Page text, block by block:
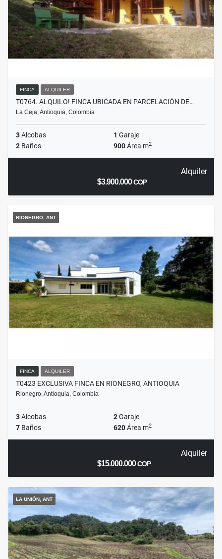
FINCA ALQUILER
T0764. ALQUILO! FINCA UBICADA EN PARCELACIÓN DE…
La Ceja, Antioquia, Colombia
3Alcobas 1 Garaje
2 Baños 900Área m2
Alquiler
$3.900.000COP
RIONEGRO, ANT
FINCA ALQUILER
T0423 EXCLUSIVA FINCA EN RIONEGRO, ANTIOQUIA
Rionegro, Antioquia, Colombia
3Alcobas 2Garaje
7 Baños 620Área m2
Alquiler
$15.000.000COP
LA UNIÓN, ANT